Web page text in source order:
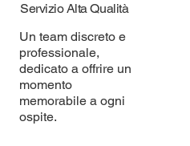
Servizio Alta Qualità
Un team discreto e
professionale,
dedicato a offrire un
momento
memorabile a ogni
ospite.